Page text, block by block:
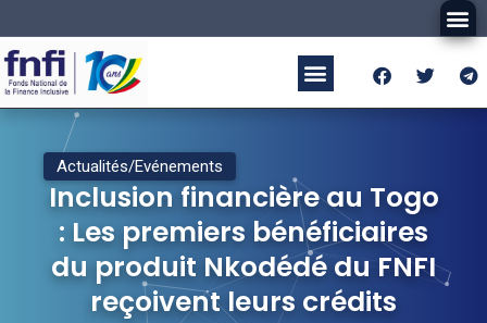
Actualités/Evénements
Inclusion financière au Togo
: Les premiers bénéficiaires
du produit Nkodédé du FNFI
reçoivent leurs crédits